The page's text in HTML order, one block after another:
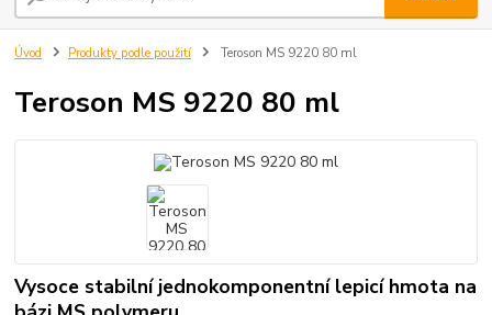
Úvod Produkty podle použití Teroson MS 9220 80 ml
Teroson MS 9220 80 ml
Vysoce stabilní jednokomponentní lepicí hmota na